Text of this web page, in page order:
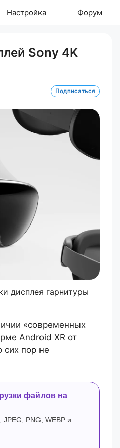
Настройка Форум
Sony 4K
Подписаться
дисплея гарнитуры
«современных
Android XR от
сих пор не
файлов на
JPEG, PNG, WEBP и